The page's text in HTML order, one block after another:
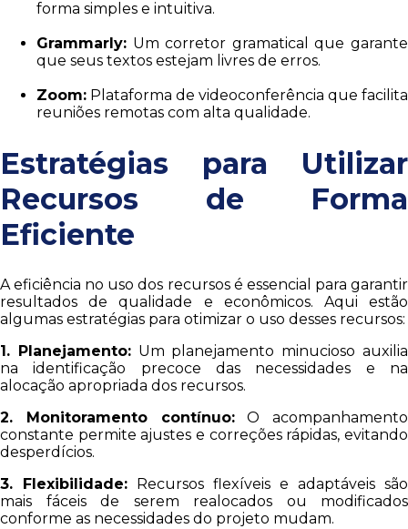
forma simples e intuitiva.
Grammarly: Um corretor gramatical que garante
que seus textos estejam livres de erros.
Zoom: Plataforma de videoconferência que facilita
reuniões remotas com alta qualidade.
Estratégias para Utilizar
Recursos de Forma
Eficiente
A eficiência no uso dos recursos é essencial para garantir
resultados de qualidade e econômicos. Aqui estão
algumas estratégias para otimizar o uso desses recursos:
1. Planejamento:Um planejamento minucioso auxilia
na identificação precoce das necessidades e na
alocação apropriada dos recursos.
2. Monitoramento contínuo:O acompanhamento
constante permite ajustes e correções rápidas, evitando
desperdícios.
3. Flexibilidade: Recursos flexíveis e adaptáveis são
mais fáceis de serem realocados ou modificados
conforme as necessidades do projeto mudam.